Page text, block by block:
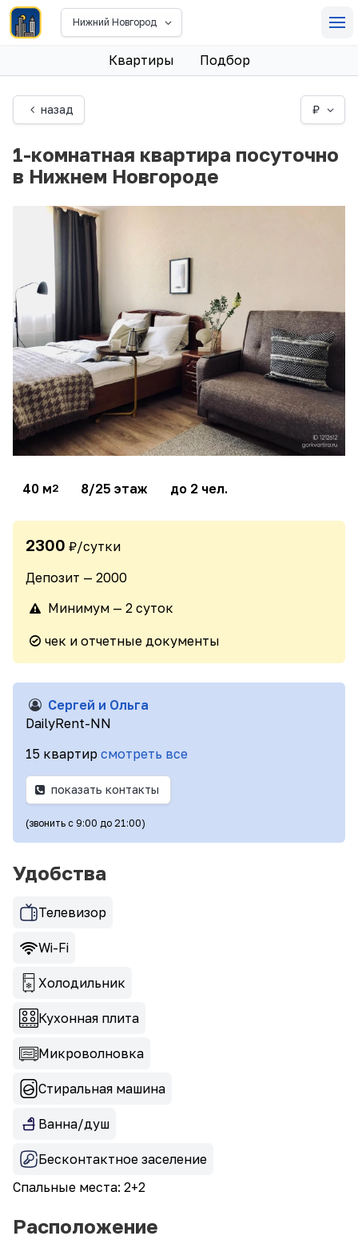
Нижний Новгород
Квартиры Подбор
назад ₽
1-комнатная квартира посуточно
в Нижнем Новгороде
40 м2 8/25 этаж до 2 чел.
2300 ₽/сутки
Депозит — 2000
Минимум — 2 суток
чек и отчетные документы
Сергей и Ольга
DailyRent-NN
15 квартир смотреть все
показать контакты
(звонить с 9:00 до 21:00)
Удобства
Телевизор
Wi-Fi
Холодильник
Кухонная плита
Микроволновка
Стиральная машина
Ванна/душ
Бесконтактное заселение
Спальные места: 2+2
Расположение